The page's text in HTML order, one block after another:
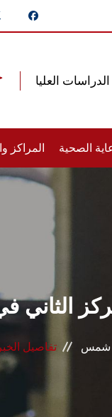
الصحية المراكز
في
شمس تفاصيل الخبر